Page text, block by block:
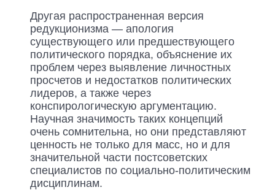
Другая распространенная версия
редукционизма — апология
существующего или предшествующего
политического порядка, объяснение их
проблем через выявление личностных
просчетов и недостатков политических
лидеров, а также через
конспирологическую аргументацию.
Научная значимость таких концепций
очень сомнительна, но они представляют
ценность не только для масс, но и для
значительной части постсоветских
специалистов по социально-политическим
дисциплинам.